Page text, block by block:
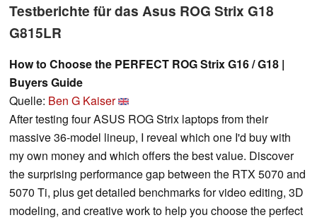
Testberichte für das Asus ROG Strix G18
G815LR
How to Choose the PERFECT ROG Strix G16 / G18 |
Buyers Guide
Quelle: Ben G Kaiser
After testing four ASUS ROG Strix laptops from their
massive 36-model lineup, I reveal which one I'd buy with
my own money and which offers the best value. Discover
the surprising performance gap between the RTX 5070 and
5070 Ti, plus get detailed benchmarks for video editing, 3D
modeling, and creative work to help you choose the perfect